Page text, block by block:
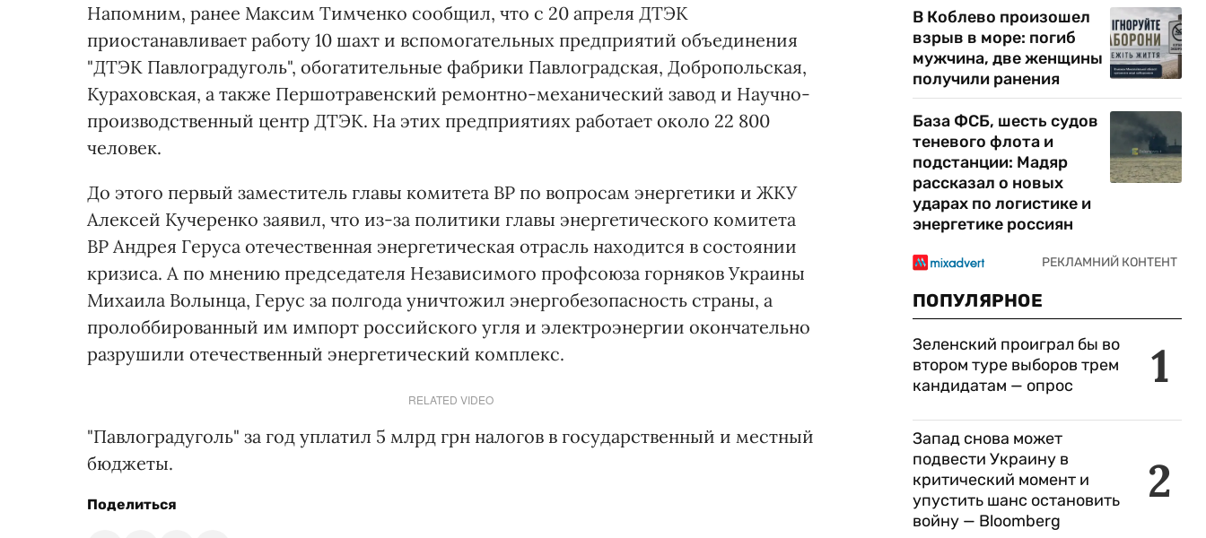
Напомним, ранее Максим Тимченко сообщил, что с 20 апреля ДТЭК
приостанавливает работу 10 шахт и вспомогательных предприятий объединения
"ДТЭК Павлоградуголь", обогатительные фабрики Павлоградская, Добропольская,
Кураховская, а также Першотравенский ремонтно-механический завод и Научно-
производственный центр ДТЭК. На этих предприятиях работает около 22 800
человек.
До этого первый заместитель главы комитета ВР по вопросам энергетики и ЖКУ
Алексей Кучеренко заявил, что из-за политики главы энергетического комитета
ВР Андрея Геруса отечественная энергетическая отрасль находится в состоянии
кризиса. А по мнению председателя Независимого профсоюза горняков Украины
Михаила Волынца, Герус за полгода уничтожил энергобезопасность страны, а
пролоббированный им импорт российского угля и электроэнергии окончательно
разрушили отечественный энергетический комплекс.
RELATED VIDEO
"Павлоградуголь" за год уплатил 5 млрд грн налогов в государственный и местный
бюджеты.
Поделиться
В Коблево произошел
взрыв в море: погиб
мужчина, две женщины
получили ранения
База ФСБ, шесть судов
теневого флота и
подстанции: Мадяр
рассказал о новых
ударах по логистике и
энергетике россиян
ПОПУЛЯРНОЕ
1
Зеленский проиграл бы во
втором туре выборов трем
кандидатам — опрос
2
Запад снова может
подвести Украину в
критический момент и
упустить шанс остановить
войну — Bloomberg